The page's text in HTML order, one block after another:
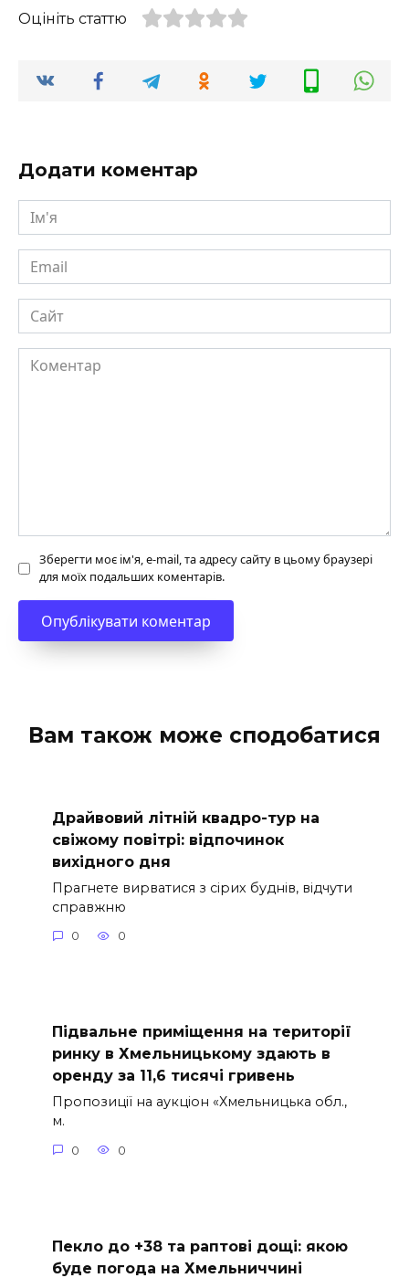
Оцініть статтю
Додати коментар
Ім'я
Email
Сайт
Коментар
Зберегти моє ім'я, e-mail, та адресу сайту в цьому браузері
для моїх подальших коментарів.
Вам також може сподобатися
Драйвовий літній квадро-тур на
свіжому повітрі: відпочинок
вихідного дня
Прагнете вирватися з сірих буднів, відчути
справжню
0 0
Підвальне приміщення на території
ринку в Хмельницькому здають в
оренду за 11,6 тисячі гривень
Пропозиції на аукціон «Хмельницька обл.,
м.
0 0
Пекло до +38 та раптові дощі: якою
буде погода на Хмельниччині